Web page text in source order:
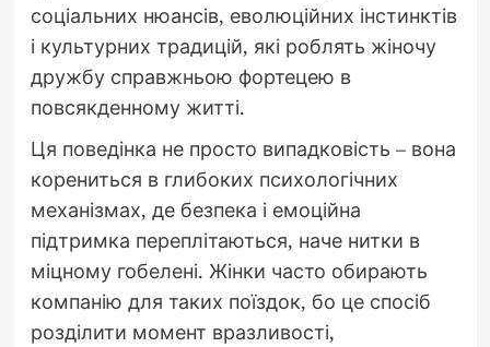
соціальних нюансів, еволюційних інстинктів
і культурних традицій, які роблять жіночу
дружбу справжньою фортецею в
повсякденному житті.
Ця поведінка не просто випадковість – вона
корениться в глибоких психологічних
механізмах, де безпека і емоційна
підтримка переплітаються, наче нитки в
міцному гобелені. Жінки часто обирають
компанію для таких поїздок, бо це спосіб
розділити момент вразливості,